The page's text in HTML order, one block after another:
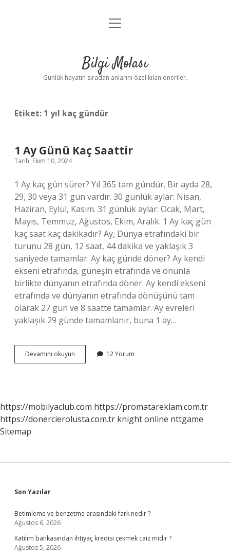
Anasayfa
Yasal Uyarı
menüyü
Bilgi Molası
Günlük hayatın sıradan anlarını özel kılan öneriler.
Etiket: 1 yıl kaç gündür
1 Ay Günü Kaç Saattir
Tarih: Ekim 10, 2024
1 Ay kaç gün sürer? Yıl 365 tam gündür. Bir ayda 28,
29, 30 veya 31 gün vardır. 30 günlük aylar: Nisan,
Haziran, Eylül, Kasım. 31 günlük aylar: Ocak, Mart,
Mayıs, Temmuz, Ağustos, Ekim, Aralık. 1 Ay kaç gün
kaç saat kaç dakikadır? Ay, Dünya etrafındaki bir
turunu 28 gün, 12 saat, 44 dakika ve yaklaşık 3
saniyede tamamlar. Ay kaç günde döner? Ay kendi
ekseni etrafında, güneşin etrafında ve onunla
birlikte dünyanın etrafında döner. Ay kendi ekseni
etrafında ve dünyanın etrafında dönüşünü tam
olarak 27 gün ve 8 saatte tamamlar. Ay evreleri
yaklaşık 29 günde tamamlanır, buna 1 ay…
Devamını okuyun
Ay
12 Yorum
https://mobilyaclub.com https://promatareklam.com.tr
https://donercierolusta.com.tr knight online nttgame
Sitemap
Sidebar
Son Yazılar
Betimleme ve benzetme arasındaki fark nedir ?
Ağustos 6, 2026
Katılım bankasından ihtiyaç kredisi çekmek caiz midir ?
Ağustos 5, 2026